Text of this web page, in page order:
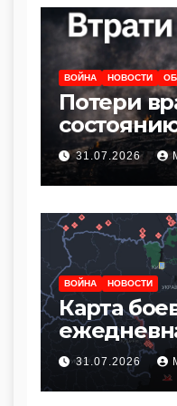
ВОЙНА НОВОСТИ
Потери
сводка
31.07.2026
ВОЙНА НОВОСТИ
Карта
фронта по
31 июля
31.07.2026